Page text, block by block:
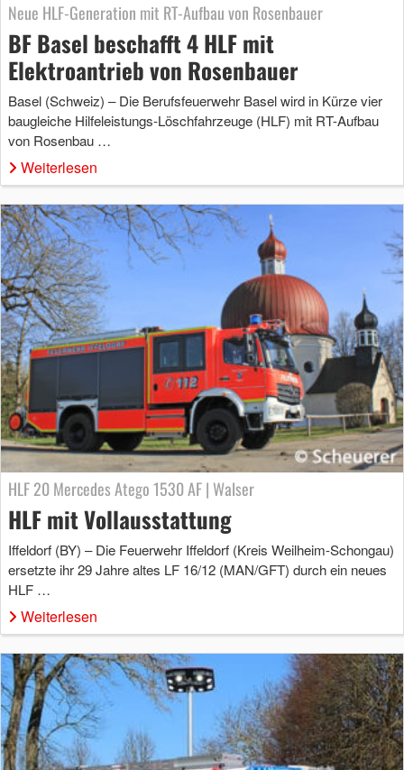
Neue HLF-Generation mit RT-Aufbau von Rosenbauer
BF Basel beschafft 4 HLF mit
Elektroantrieb von Rosenbauer
Basel (Schweiz) – Die Berufsfeuerwehr Basel wird in Kürze vier
baugleiche Hilfeleistungs-Löschfahrzeuge (HLF) mit RT-Aufbau
von Rosenbau …
Weiterlesen
HLF 20 Mercedes Atego 1530 AF | Walser
HLF mit Vollausstattung
Iffeldorf (BY) – Die Feuerwehr Iffeldorf (Kreis Weilheim-Schongau)
ersetzte ihr 29 Jahre altes LF 16/12 (MAN/GFT) durch ein neues
HLF …
Weiterlesen